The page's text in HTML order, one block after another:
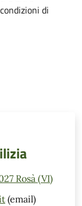
di
Rosà (VI)
(email)